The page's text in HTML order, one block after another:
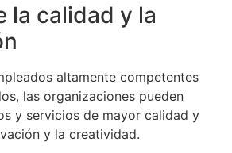
la calidad y la
altamente competentes
las organizaciones pueden
y servicios de mayor calidad y
y la creatividad.